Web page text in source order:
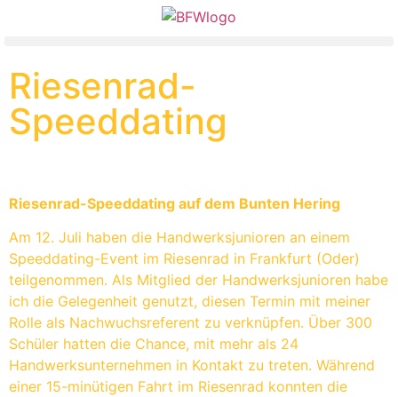
Riesenrad-
Speeddating
Riesenrad-Speeddating auf dem Bunten Hering
Am 12. Juli haben die Handwerksjunioren an einem
Speeddating-Event im Riesenrad in Frankfurt (Oder)
teilgenommen. Als Mitglied der Handwerksjunioren habe
ich die Gelegenheit genutzt, diesen Termin mit meiner
Rolle als Nachwuchsreferent zu verknüpfen. Über 300
Schüler hatten die Chance, mit mehr als 24
Handwerksunternehmen in Kontakt zu treten. Während
einer 15-minütigen Fahrt im Riesenrad konnten die